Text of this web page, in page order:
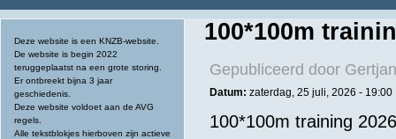
Deze website is een KNZB-website.
De website is begin 2022
teruggeplaatst na een grote storing.
Er ontbreekt bijna 3 jaar
geschiedenis.
Deze website voldoet aan de AVG
regels.
Alle tekstblokjes hierboven zijn actieve
100*100m
Gepubliceerd door
Datum: zaterdag, 25 juli, 2026 - 19:00
100*100m training 2026